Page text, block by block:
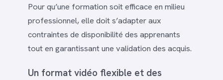
Pour qu’une formation soit efficace en milieu
professionnel, elle doit s’adapter aux
contraintes de disponibilité des apprenants
tout en garantissant une validation des acquis.
Un format vidéo flexible et des